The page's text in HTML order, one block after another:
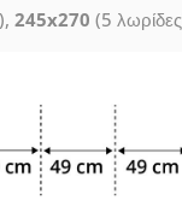
245x270 (5